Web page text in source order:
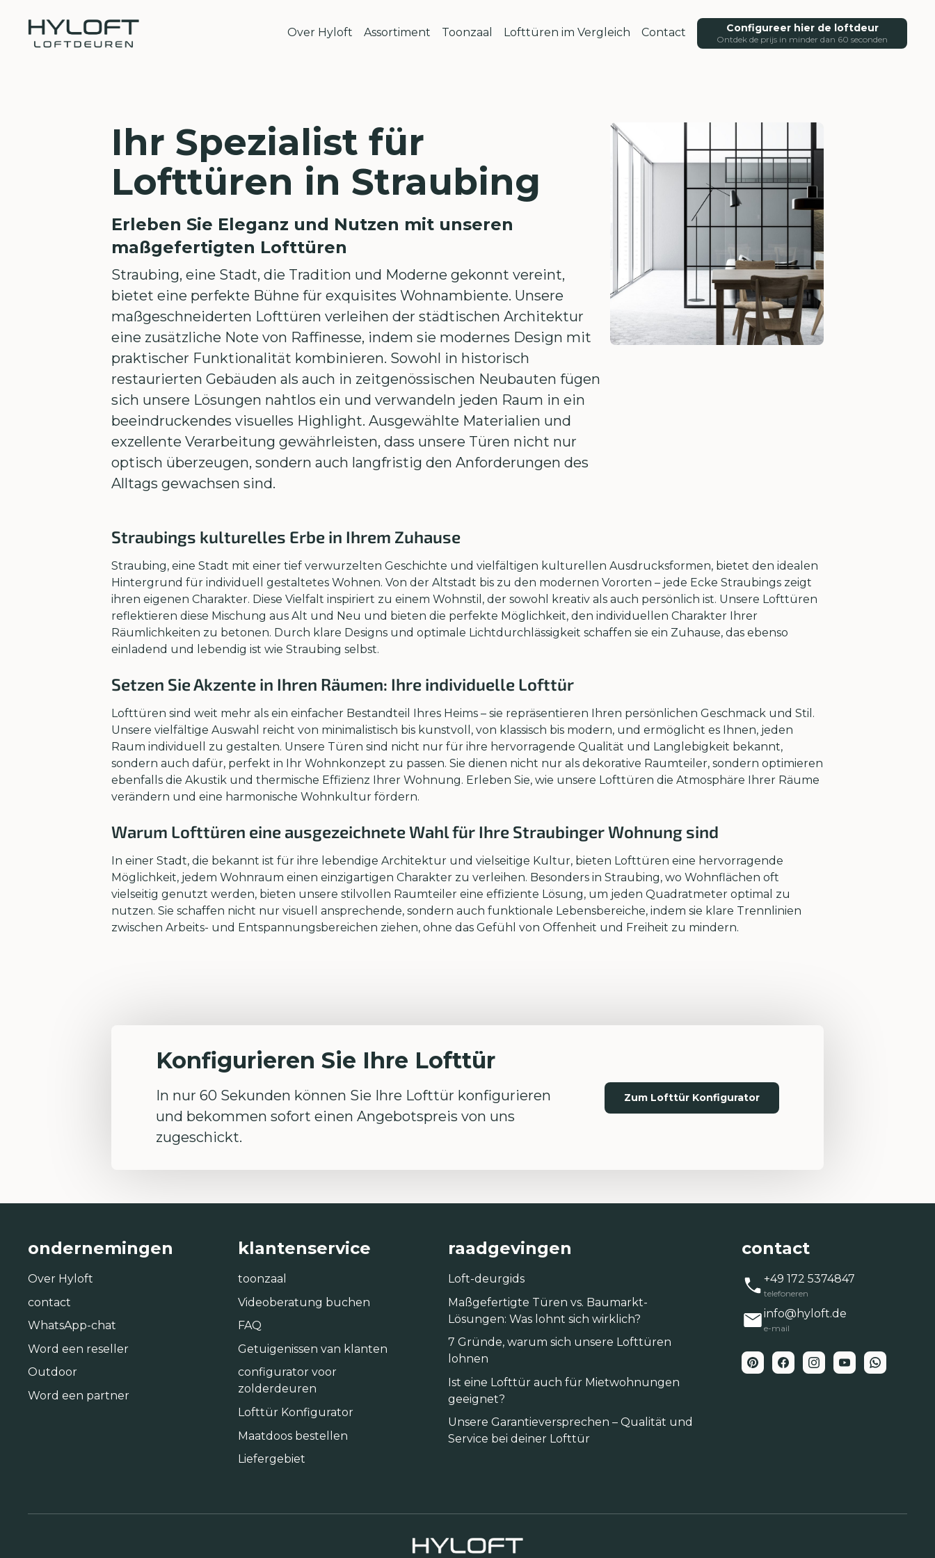
Over Hyloft Assortiment Toonzaal Lofttüren im Vergleich Contact Configureer hier de loftdeur
Ontdek de prijs in minder dan 60 seconden
Ihr Spezialist für
Lofttüren in Straubing
Erleben Sie Eleganz und Nutzen mit unseren
maßgefertigten Lofttüren
Straubing, eine Stadt, die Tradition und Moderne gekonnt vereint,
bietet eine perfekte Bühne für exquisites Wohnambiente. Unsere
maßgeschneiderten Lofttüren verleihen der städtischen Architektur
eine zusätzliche Note von Raffinesse, indem sie modernes Design mit
praktischer Funktionalität kombinieren. Sowohl in historisch
restaurierten Gebäuden als auch in zeitgenössischen Neubauten fügen
sich unsere Lösungen nahtlos ein und verwandeln jeden Raum in ein
beeindruckendes visuelles Highlight. Ausgewählte Materialien und
exzellente Verarbeitung gewährleisten, dass unsere Türen nicht nur
optisch überzeugen, sondern auch langfristig den Anforderungen des
Alltags gewachsen sind.
Straubings kulturelles Erbe in Ihrem Zuhause
Straubing, eine Stadt mit einer tief verwurzelten Geschichte und vielfältigen kulturellen Ausdrucksformen, bietet den idealen
Hintergrund für individuell gestaltetes Wohnen. Von der Altstadt bis zu den modernen Vororten – jede Ecke Straubings zeigt
ihren eigenen Charakter. Diese Vielfalt inspiriert zu einem Wohnstil, der sowohl kreativ als auch persönlich ist. Unsere Lofttüren
reflektieren diese Mischung aus Alt und Neu und bieten die perfekte Möglichkeit, den individuellen Charakter Ihrer
Räumlichkeiten zu betonen. Durch klare Designs und optimale Lichtdurchlässigkeit schaffen sie ein Zuhause, das ebenso
einladend und lebendig ist wie Straubing selbst.
Setzen Sie Akzente in Ihren Räumen: Ihre individuelle Lofttür
Lofttüren sind weit mehr als ein einfacher Bestandteil Ihres Heims – sie repräsentieren Ihren persönlichen Geschmack und Stil.
Unsere vielfältige Auswahl reicht von minimalistisch bis kunstvoll, von klassisch bis modern, und ermöglicht es Ihnen, jeden
Raum individuell zu gestalten. Unsere Türen sind nicht nur für ihre hervorragende Qualität und Langlebigkeit bekannt,
sondern auch dafür, perfekt in Ihr Wohnkonzept zu passen. Sie dienen nicht nur als dekorative Raumteiler, sondern optimieren
ebenfalls die Akustik und thermische Effizienz Ihrer Wohnung. Erleben Sie, wie unsere Lofttüren die Atmosphäre Ihrer Räume
verändern und eine harmonische Wohnkultur fördern.
Warum Lofttüren eine ausgezeichnete Wahl für Ihre Straubinger Wohnung sind
In einer Stadt, die bekannt ist für ihre lebendige Architektur und vielseitige Kultur, bieten Lofttüren eine hervorragende
Möglichkeit, jedem Wohnraum einen einzigartigen Charakter zu verleihen. Besonders in Straubing, wo Wohnflächen oft
vielseitig genutzt werden, bieten unsere stilvollen Raumteiler eine effiziente Lösung, um jeden Quadratmeter optimal zu
nutzen. Sie schaffen nicht nur visuell ansprechende, sondern auch funktionale Lebensbereiche, indem sie klare Trennlinien
zwischen Arbeits- und Entspannungsbereichen ziehen, ohne das Gefühl von Offenheit und Freiheit zu mindern.
Konfigurieren Sie Ihre Lofttür
In nur 60 Sekunden können Sie Ihre Lofttür konfigurieren
und bekommen sofort einen Angebotspreis von uns
zugeschickt.
Zum Lofttür Konfigurator
ondernemingen
Over Hyloft
contact
WhatsApp-chat
Word een reseller
Outdoor
Word een partner
klantenservice
toonzaal
Videoberatung buchen
FAQ
Getuigenissen van klanten
configurator voor
zolderdeuren
Lofttür Konfigurator
Maatdoos bestellen
Liefergebiet
raadgevingen
Loft-deurgids
Maßgefertigte Türen vs. Baumarkt-
Lösungen: Was lohnt sich wirklich?
7 Gründe, warum sich unsere Lofttüren
lohnen
Ist eine Lofttür auch für Mietwohnungen
geeignet?
Unsere Garantieversprechen – Qualität und
Service bei deiner Lofttür
contact
+49 172 5374847
telefoneren
info@hyloft.de
e-mail